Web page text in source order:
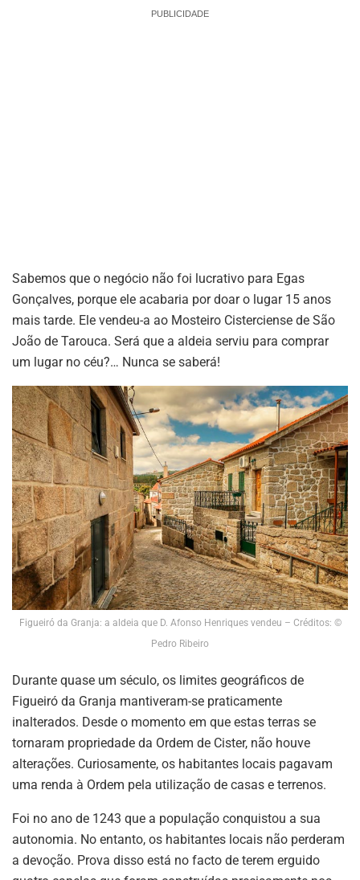
PUBLICIDADE
Sabemos que o negócio não foi lucrativo para Egas
Gonçalves, porque ele acabaria por doar o lugar 15 anos
mais tarde. Ele vendeu-a ao Mosteiro Cisterciense de São
João de Tarouca. Será que a aldeia serviu para comprar
um lugar no céu?… Nunca se saberá!
Figueiró da Granja: a aldeia que D. Afonso Henriques vendeu – Créditos: ©
Pedro Ribeiro
Durante quase um século, os limites geográficos de
Figueiró da Granja mantiveram-se praticamente
inalterados. Desde o momento em que estas terras se
tornaram propriedade da Ordem de Cister, não houve
alterações. Curiosamente, os habitantes locais pagavam
uma renda à Ordem pela utilização de casas e terrenos.
Foi no ano de 1243 que a população conquistou a sua
autonomia. No entanto, os habitantes locais não perderam
a devoção. Prova disso está no facto de terem erguido